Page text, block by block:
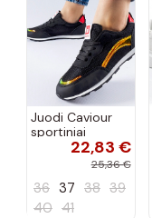
Juodi Caviour
sportiniai
sportbačiai22,83 €
25,36 €
36 37 38 39
40 41